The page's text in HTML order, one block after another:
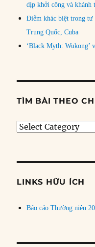
dịp khởi công và khánh
Điểm khác biệt trong tư
Trung Quốc, Cuba
‘Black Myth: Wukong’
TÌM BÀI THEO
Tìm
đề
LINKS HỮU ÍCH
Báo cáo Thường niên